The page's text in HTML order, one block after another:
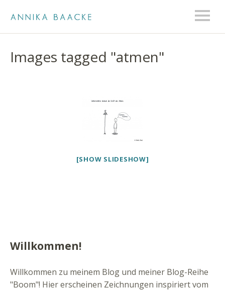
Images tagged "atmen"
[SHOW SLIDESHOW]
Willkommen!
Willkommen zu meinem Blog und meiner Blog-Reihe
"Boom"! Hier erscheinen Zeichnungen inspiriert vom